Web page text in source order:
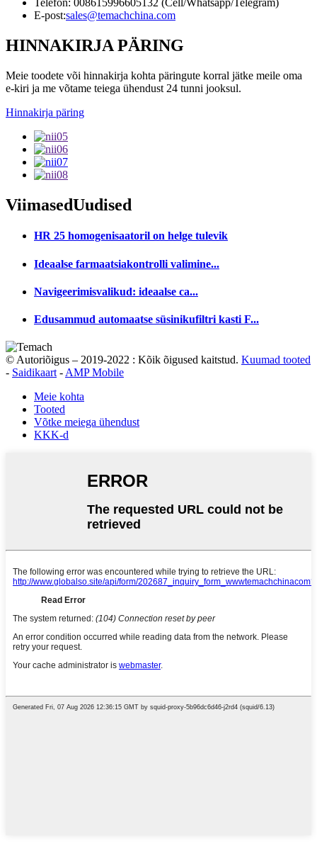
Telefon: 008615996605132 (Cell/Whatsapp/Telegram)
E-post:sales@temachchina.com
HINNAKIRJA PÄRING
Meie toodete või hinnakirja kohta päringute korral jätke meile oma
e-kiri ja me võtame teiega ühendust 24 tunni jooksul.
Hinnakirja päring
ViimasedUudised
HR 25 homogenisaatoril on helge tulevik
Ideaalse farmaatsiakontrolli valimine...
Navigeerimisvalikud: ideaalse ca...
Edusammud automaatse süsinikufiltri kasti F...
© Autoriõigus – 2019-2022 : Kõik õigused kaitstud. Kuumad tooted
- Saidikaart - AMP Mobile
Meie kohta
Tooted
Võtke meiega ühendust
KKK-d